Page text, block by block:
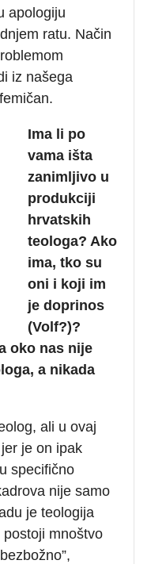
apologiju
ratu. Način
iz našega
Ima li po
vama išta
zanimljivo u
produkciji
hrvatskih
teologa? Ako
ima, tko su
oni i koji im
je doprinos
(Volf?)?
oko nas nije
a nikada
ali u ovaj
je on ipak
specifično
nije samo
je teologija
mnoštvo